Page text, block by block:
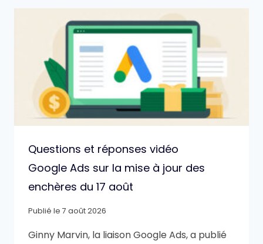
Questions et réponses vidéo
Google Ads sur la mise à jour des
enchères du 17 août
Publié le 7 août 2026
Ginny Marvin, la liaison Google Ads, a publié